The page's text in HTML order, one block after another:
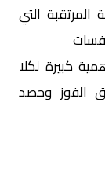
التي
كبيرة لكلا
الفوز وحصد